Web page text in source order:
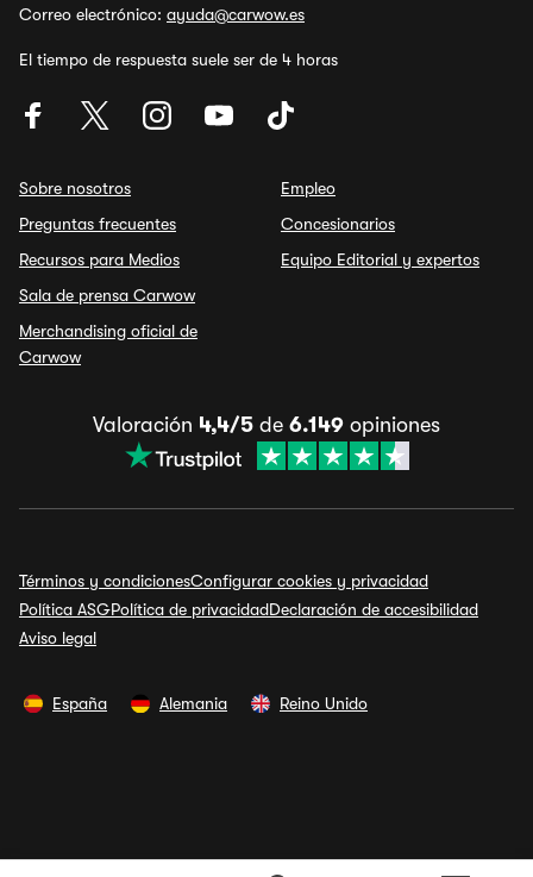
Correo electrónico: ayuda@carwow.es
El tiempo de respuesta suele ser de 4 horas
Sobre nosotros
Preguntas frecuentes
Recursos para Medios
Sala de prensa Carwow
Merchandising oficial de
Carwow
Empleo
Concesionarios
Equipo Editorial y expertos
Valoración 4,4/5 de 6.149 opiniones
Términos y condicionesConfigurar cookies y privacidad
Política ASGPolítica de privacidadDeclaración de accesibilidad
Aviso legal
España Alemania Reino Unido